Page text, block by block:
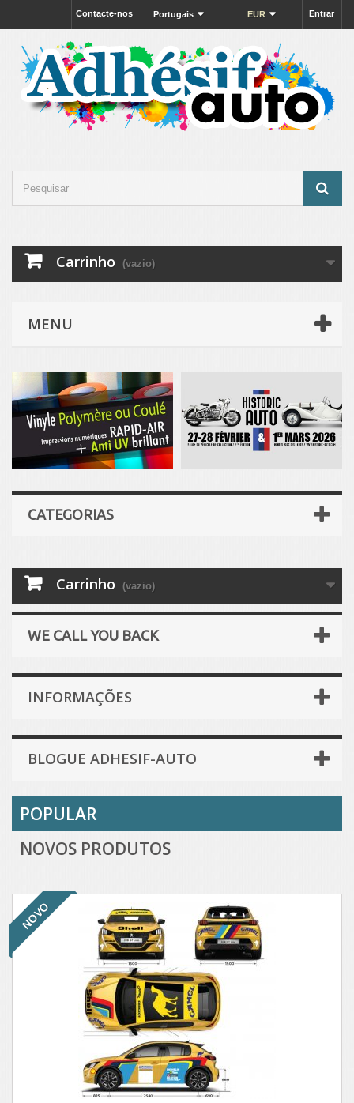
Entrar
EUR
Portugais
Contacte-nos
Carrinho (vazio)
MENU
CATEGORIAS
Carrinho (vazio)
WE CALL YOU BACK
INFORMAÇÕES
BLOGUE ADHESIF-AUTO
POPULAR
NOVOS PRODUTOS
NOVO